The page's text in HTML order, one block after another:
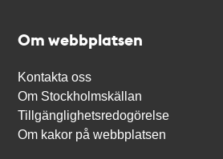
Om webbplatsen
Kontakta oss
Om Stockholmskällan
Tillgänglighetsredogörelse
Om kakor på webbplatsen